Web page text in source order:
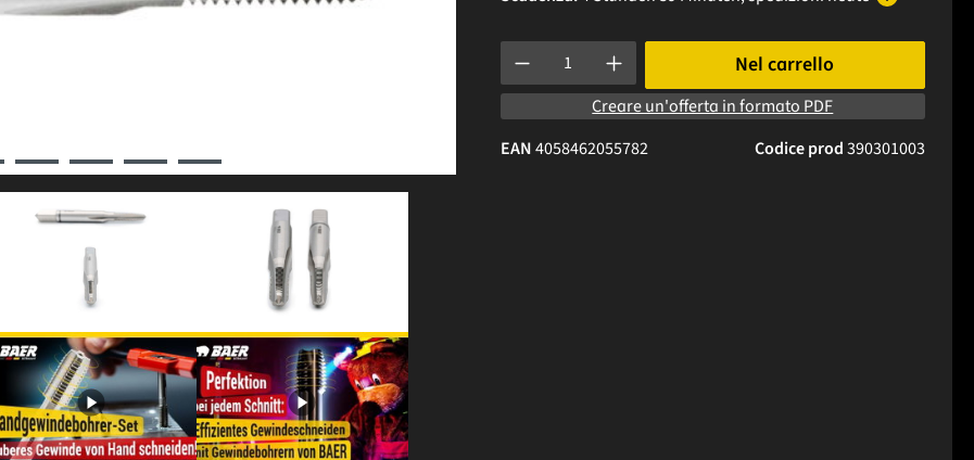
Quantità del prodotto: inserisci la quantità desiderata o usa i
Nel carrello
Creare un'offerta in formato PDF
Codice prod390301003
EAN4058462055782